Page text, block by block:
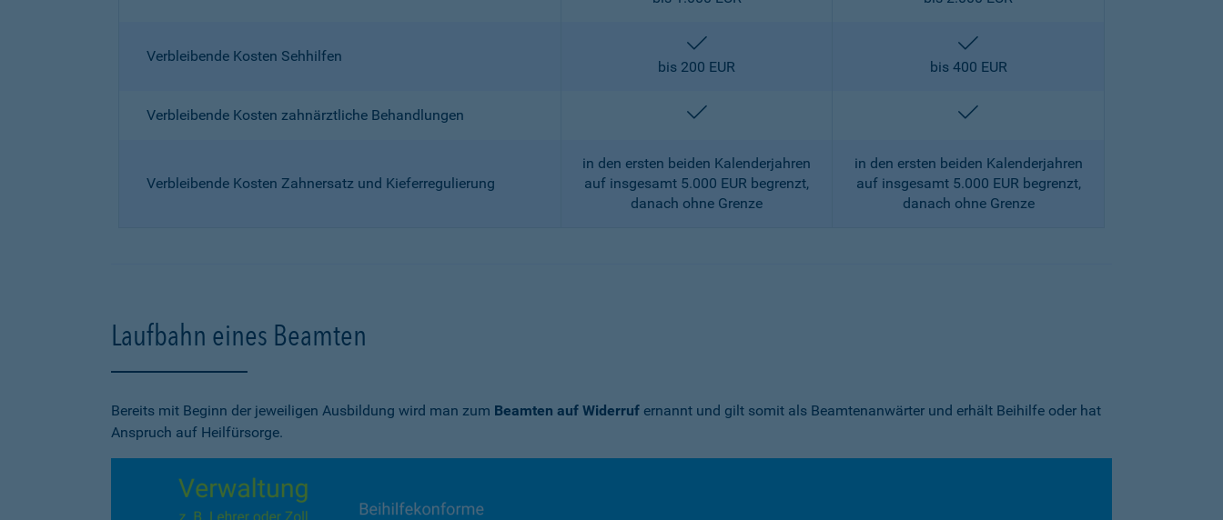
Verbleibende Kosten Sehhilfen
enthalten
bis 200 EUR
bis 400 EUR
Verbleibende Kosten zahnärztliche Behandlungen enthalten
Verbleibende Kosten Zahnersatz und Kieferregulierung
in den ersten beiden Kalenderjahren
auf insgesamt 5.000 EUR begrenzt,
danach ohne Grenze
in den ersten beiden Kalenderjahren
auf insgesamt 5.000 EUR begrenzt,
danach ohne Grenze
Laufbahn eines Beamten
Bereits mit Beginn der jeweiligen Ausbildung wird man zum Beamten auf Widerruf ernannt und gilt somit als Beamtenanwärter und erhält Beihilfe oder hat
Anspruch auf Heilfürsorge.